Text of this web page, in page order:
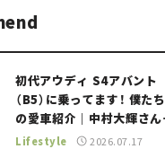
初代アウディ S4アバント
（B5）に乗ってます！ 僕たち
の愛車紹介｜中村大輝さん
——瀬イオナと嶋田智之の
Lifestyle 2026.07.17